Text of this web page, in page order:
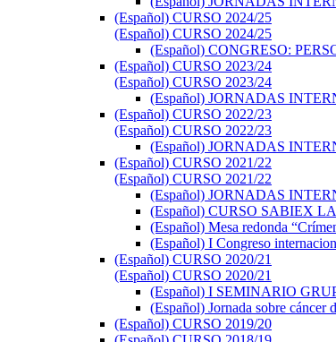
(Español) CURSO 2024/25
(Español) CURSO 2024/25
(Español) CONGRESO:
(Español) CURSO 2023/24
(Español) CURSO 2023/24
(Español) JORNADAS
(Español) CURSO 2022/23
(Español) CURSO 2022/23
(Español) JORNADAS
(Español) CURSO 2021/22
(Español) CURSO 2021/22
(Español) JORNADAS
(Español) CURSO SABIEX
(Español) Mesa redonda
(Español) I Congreso
(Español) CURSO 2020/21
(Español) CURSO 2020/21
(Español) I SEMINARIO
(Español) Jornada sobre cáncer
(Español) CURSO 2019/20